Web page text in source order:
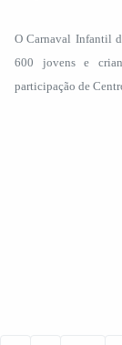
O Carnaval Infantil
600 jovens e
participação de